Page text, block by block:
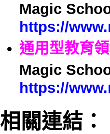
Magic
https://
通用型教育
Magic
https://
相關連結：